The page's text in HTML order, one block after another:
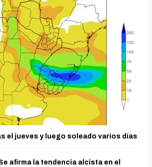
el jueves y luego soleado varios días
afirma la tendencia alcista en el